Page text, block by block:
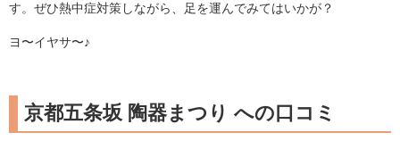
す。ぜひ熱中症対策しながら、足を運んでみてはいかが？
ヨ〜イヤサ〜♪
京都五条坂 陶器まつり への口コミ